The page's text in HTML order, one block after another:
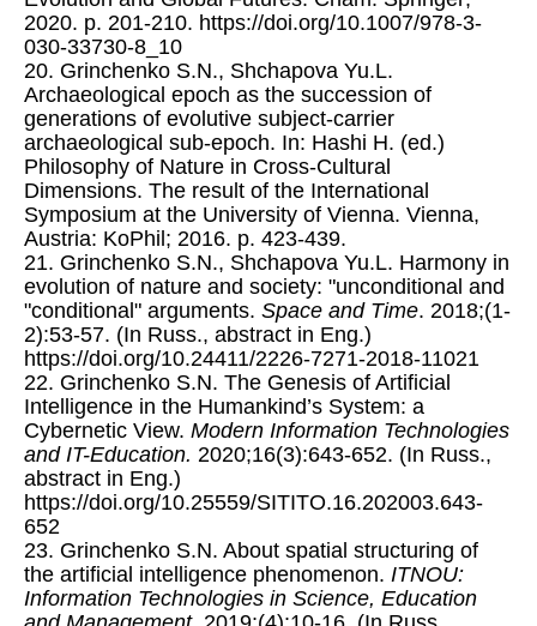
2020. p. 201-210. https://doi.org/10.1007/978-3-
030-33730-8_10
20. Grinchenko S.N., Shchapova Yu.L.
Archaeological epoch as the succession of
generations of evolutive subject-carrier
archaeological sub-epoch. In: Hashi H. (ed.)
Philosophy of Nature in Cross-Cultural
Dimensions. The result of the International
Symposium at the University of Vienna. Vienna,
Austria: KoPhil; 2016. p. 423-439.
21. Grinchenko S.N., Shchapova Yu.L. Harmony in
evolution of nature and society: "unconditional and
"conditional" arguments. Space and Time. 2018;(1-
2):53-57. (In Russ., abstract in Eng.)
https://doi.org/10.24411/2226-7271-2018-11021
22. Grinchenko S.N. The Genesis of Artificial
Intelligence in the Humankind’s System: a
Cybernetic View. Modern Information Technologies
and IT-Education. 2020;16(3):643-652. (In Russ.,
abstract in Eng.)
https://doi.org/10.25559/SITITO.16.202003.643-
652
23. Grinchenko S.N. About spatial structuring of
the artificial intelligence phenomenon. ITNOU:
Information Technologies in Science, Education